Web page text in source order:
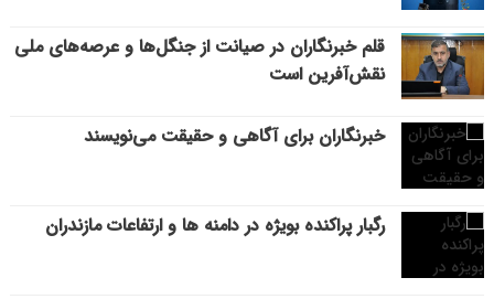
قلم خبرنگاران در صیانت از جنگل‌ها و عرصه‌های ملی
نقش‌آفرین است
خبرنگاران برای آگاهی و حقیقت می‌نویسند
رگبار پراکنده بویژه در دامنه ها و ارتفاعات مازندران